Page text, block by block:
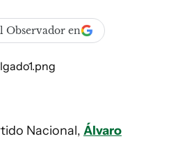
Observador en
Nacional, Álvaro